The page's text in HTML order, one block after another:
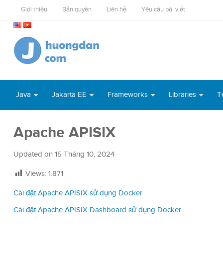
Giới thiệu Bản quyền Liên hệ Yêu cầu bài viết
Java Jakarta EE Frameworks Libraries
Apache APISIX
Updated on 15 Tháng 10, 2024
Views: 1.871
Cài đặt Apache APISIX sử dụng Docker
Cài đặt Apache APISIX Dashboard sử dụng Docker